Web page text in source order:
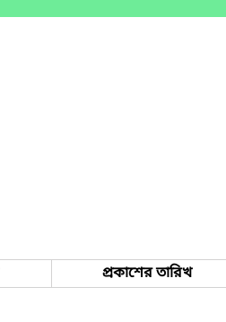
প্রকাশের তারিখ